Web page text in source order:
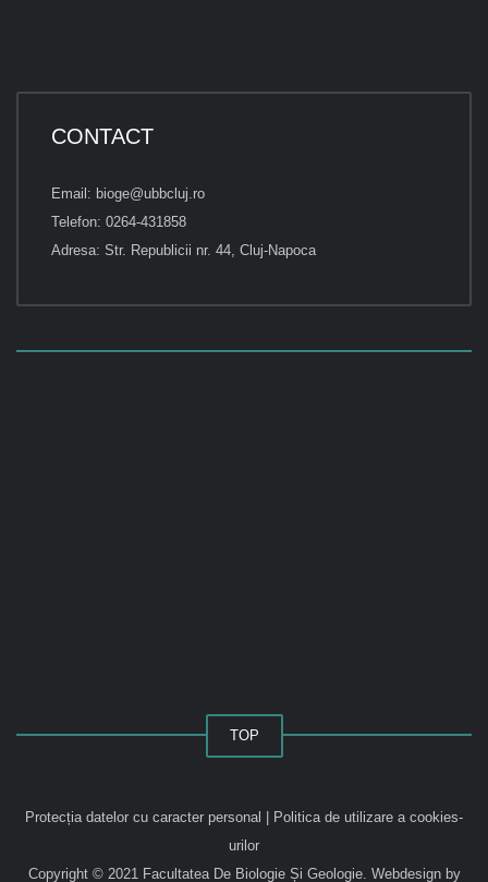
CONTACT
Email: bioge@ubbcluj.ro
Telefon: 0264-431858
Adresa: Str. Republicii nr. 44, Cluj-Napoca
TOP
Protecția datelor cu caracter personal | Politica de utilizare a cookies-
urilor
Copyright © 2021 Facultatea De Biologie Și Geologie. Webdesign by